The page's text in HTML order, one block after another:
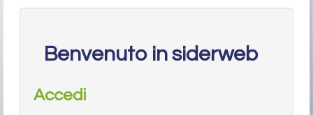
Benvenuto in siderweb
Accedi